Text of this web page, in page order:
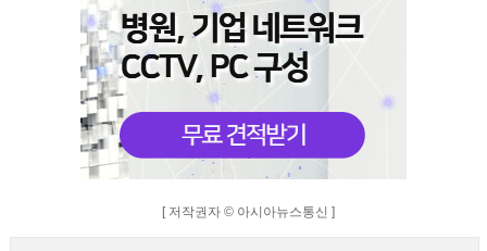
[ 저작권자 © 아시아뉴스통신 ]